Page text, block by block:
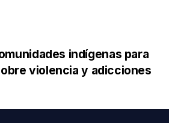
indígenas para
violencia y adicciones